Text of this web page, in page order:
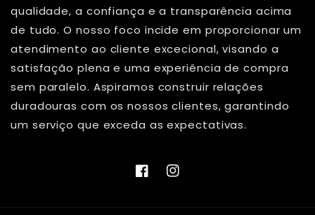
qualidade, a confiança e a transparência acima
de tudo. O nosso foco incide em proporcionar um
atendimento ao cliente excecional, visando a
satisfação plena e uma experiência de compra
sem paralelo. Aspiramos construir relações
duradouras com os nossos clientes, garantindo
um serviço que exceda as expectativas.
FacebookInstagram